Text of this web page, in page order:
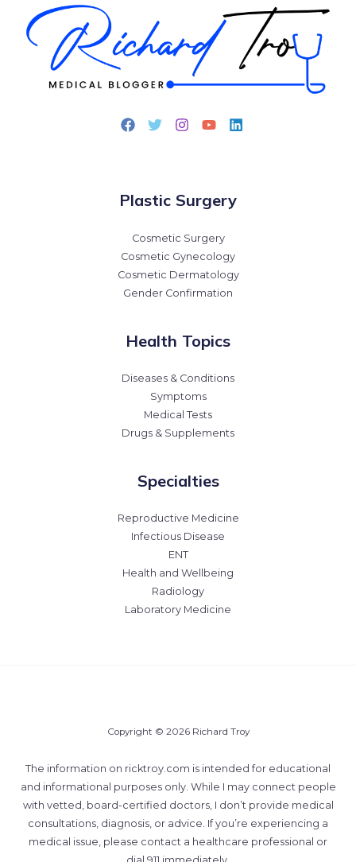
Plastic Surgery
Cosmetic Surgery
Cosmetic Gynecology
Cosmetic Dermatology
Gender Confirmation
Health Topics
Diseases & Conditions
Symptoms
Medical Tests
Drugs & Supplements
Specialties
Reproductive Medicine
Infectious Disease
ENT
Health and Wellbeing
Radiology
Laboratory Medicine
Copyright © 2026 Richard Troy
The information on ricktroy.com is intended for educational
and informational purposes only. While I may connect people
with vetted, board-certified doctors, I don’t provide medical
consultations, diagnosis, or advice. If you’re experiencing a
medical issue, please contact a healthcare professional or